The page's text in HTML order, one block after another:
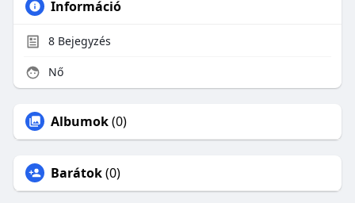
Információ
8Bejegyzés
Nő
Albumok(0)
Barátok(0)